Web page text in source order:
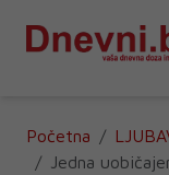
Početna
Jedna